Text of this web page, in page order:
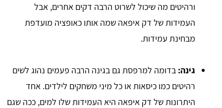
ורהיטים מה שיכול לשרוט הרבה דקים אחרים, אבל
העמידות של דק איפאה שמה אותו כאופציה מועדפת
מבחינת עמידות.
גינה: בדומה למרפסת גם בגינה הרבה פעמים נהוג לשים
רהיטים כמו כיסאות או כל מיני משחקים לילדים. אחד
היתרונות של דק איפאה היא העמידות שלו למים, ככה שגם